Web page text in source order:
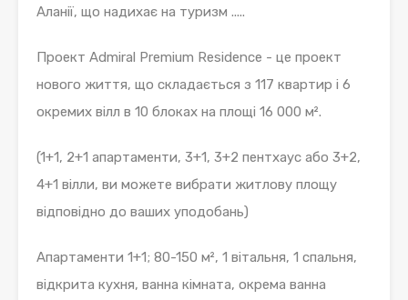
Аланії, що надихає на туризм .....
Проект Admiral Premium Residence - це проект
нового життя, що складається з 117 квартир і 6
окремих вілл в 10 блоках на площі 16 000 м².
(1+1, 2+1 апартаменти, 3+1, 3+2 пентхаус або 3+2,
4+1 вілли, ви можете вибрати житлову площу
відповідно до ваших уподобань)
Апартаменти 1+1; 80-150 м², 1 вітальня, 1 спальня,
відкрита кухня, ванна кімната, окрема ванна